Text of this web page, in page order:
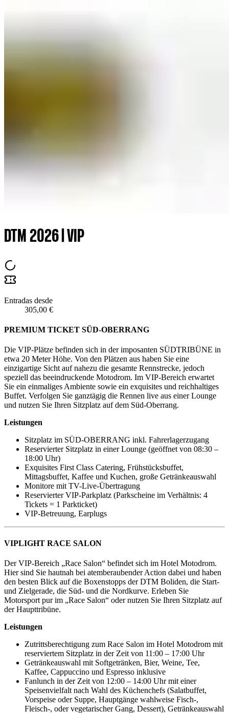
DTM 2026 | VIP
Entradas desde
305,00 €
PREMIUM TICKET SÜD-OBERRANG
Die VIP-Plätze befinden sich in der imposanten SÜDTRIBÜNE in
etwa 20 Meter Höhe. Von den Plätzen aus haben Sie eine
einzigartige Sicht auf nahezu die gesamte Rennstrecke, jedoch
speziell das beeindruckende Motodrom. Im VIP-Bereich erwartet
Sie ein einmaliges Ambiente sowie ein exquisites und reichhaltiges
Buffet. Verfolgen Sie ganztägig die Rennen live aus einer Lounge
und nutzen Sie Ihren Sitzplatz auf dem Süd-Oberrang.
Leistungen
Sitzplatz im SÜD-OBERRANG inkl. Fahrerlagerzugang
Reservierter Sitzplatz in einer Lounge (geöffnet von 08:30 –
18:00 Uhr)
Exquisites First Class Catering, Frühstücksbuffet,
Mittagsbuffet, Kaffee und Kuchen, große Getränkeauswahl
Monitore mit TV-Live-Übertragung
Reservierter VIP-Parkplatz (Parkscheine im Verhältnis: 4
Tickets = 1 Parkticket)
VIP-Betreuung, Earplugs
VIPLIGHT RACE SALON
Der VIP-Bereich „Race Salon“ befindet sich im Hotel Motodrom.
Hier sind Sie hautnah bei atemberaubender Action dabei und haben
den besten Blick auf die Boxenstopps der DTM Boliden, die Start-
und Zielgerade, die Süd- und die Nordkurve. Erleben Sie
Motorsport pur im „Race Salon“ oder nutzen Sie Ihren Sitzplatz auf
der Haupttribüne.
Leistungen
Zutrittsberechtigung zum Race Salon im Hotel Motodrom mit
reserviertem Sitzplatz in der Zeit von 11:00 – 17:00 Uhr
Getränkeauswahl mit Softgetränken, Bier, Weine, Tee,
Kaffee, Cappuccino und Espresso inklusive
Fanlunch in der Zeit von 12:00 – 14:00 Uhr mit einer
Speisenvielfalt nach Wahl des Küchenchefs (Salatbuffet,
Vorspeise oder Suppe, Hauptgänge wahlweise Fisch-,
Fleisch-, oder vegetarischer Gang, Dessert), Getränkeauswahl